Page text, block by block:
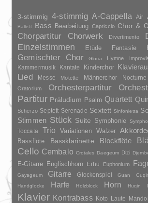
3-stimmig 4-stimmig A-Cappella Air
Ballett Bass Bearbeitung Capriccio Chor &
Chorpartitur Chorwerk Divertimento
Einzelstimmen
Etüde Fantasie
Gemischter Chor Gloria Hymne
Kammermusik Kantate Kinderchor
Lied Messe Motette Männerchor Nocturne
Oratorium Orchesterpartitur
Partitur Präludium Psalm Quartett
Scherzo Septett Serenade Sextett Sinfonietta
Stimmen Stück Suite Symphonie
Toccata Trio Variationen Walzer
Bassflöte Bassklarinette Blockflöte
Cello Cembalo Crotales Daegeum Dizi
E-Gitarre Englischhorn Erhu Euphonium
Gayageum
Gitarre Glockenspiel Guan
Handglocke
Harfe Holzblock Horn Huqin
Klavier Kontrabass Koto Laute